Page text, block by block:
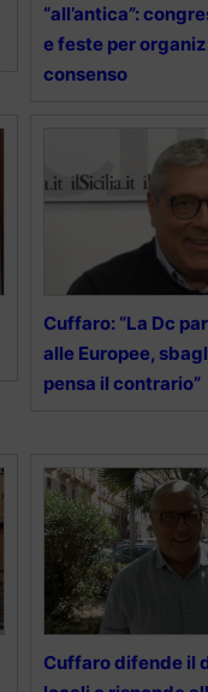
“all’antica”:
e feste per
consenso
Cuffaro: “La Dc
alle Europee,
pensa il contrario”
Cuffaro difende il